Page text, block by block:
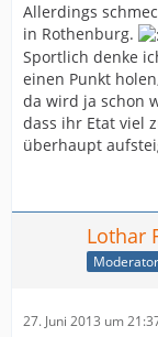
Allerdings
in Rothenburg.
Sportlich denke
einen Punkt
da wird ja schon
dass ihr Etat viel
überhaupt
Lothar
Moderator
27. Juni 2013 um